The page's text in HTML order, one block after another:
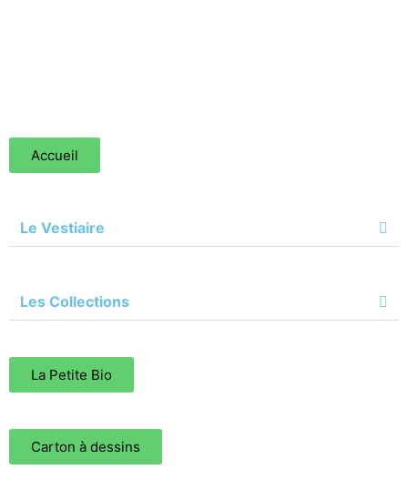
Accueil
Le Vestiaire
Les Collections
La Petite Bio
Carton à dessins